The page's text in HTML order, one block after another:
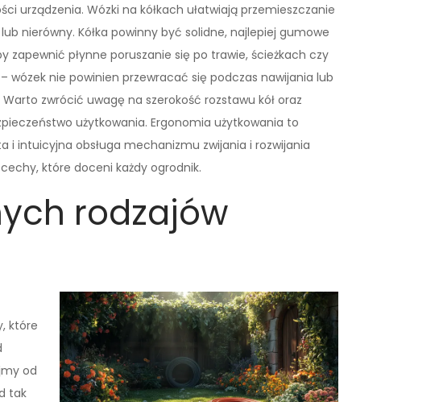
urządzenia. Wózki na kółkach ułatwiają przemieszczanie
nierówny. Kółka powinny być solidne, najlepiej gumowe
płynne poruszanie się po trawie, ścieżkach czy
wózek nie powinien przewracać się podczas nawijania lub
zwrócić uwagę na szerokość rozstawu kół oraz
użytkowania. Ergonomia użytkowania to
i intuicyjna obsługa mechanizmu zwijania i rozwijania
które doceni każdy ogrodnik.
rodzajów
które
od
tak